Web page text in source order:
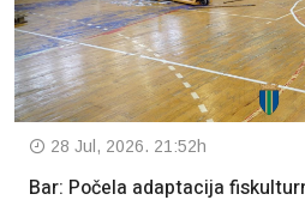
28 Jul, 2026. 21:52h
Bar: Počela adaptacija